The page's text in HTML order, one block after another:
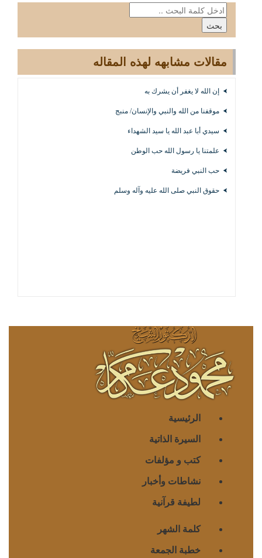
مقالات مشابهه لهذه المقاله
إن الله لا يغفر أن يشرك به
موقفنا من الله والنبي والإنسان/ منبج
سيدي أبا عبد الله يا سيد الشهداء
علمتنا يا رسول الله حب الوطن
حب النبي فريضة
حقوق النبي صلى الله عليه وآله وسلم
الرئيسية
السيرة الذاتية
كتب و مؤلفات
نشاطات وأخبار
لطيفة قرآنية
كلمة الشهر
خطبة الجمعة